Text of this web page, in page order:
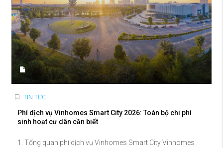
TIN TỨC
Phí dịch vụ Vinhomes Smart City 2026: Toàn bộ chi phí
sinh hoạt cư dân cần biết
1. Tổng quan phí dịch vụ Vinhomes Smart City Vinhomes